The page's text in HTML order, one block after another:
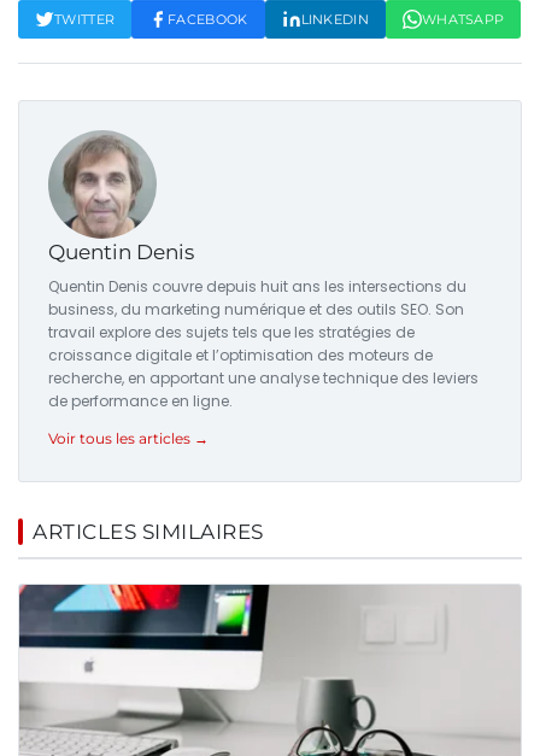
TWITTER FACEBOOK LINKEDIN WHATSAPP
Quentin Denis
Quentin Denis couvre depuis huit ans les intersections du
business, du marketing numérique et des outils SEO. Son
travail explore des sujets tels que les stratégies de
croissance digitale et l’optimisation des moteurs de
recherche, en apportant une analyse technique des leviers
de performance en ligne.
Voir tous les articles →
ARTICLES SIMILAIRES